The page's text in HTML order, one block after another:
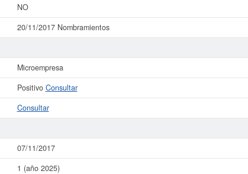
NO
20/11/2017 Nombramientos
Microempresa
Positivo Consultar
Consultar
07/11/2017
1 (año 2025)